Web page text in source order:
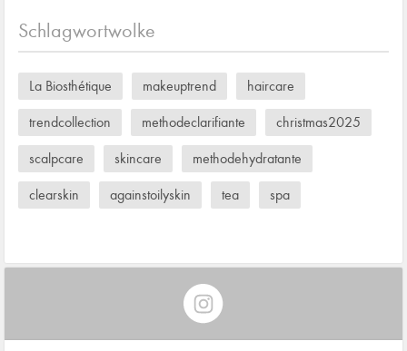
Schlagwortwolke
La Biosthétique makeuptrend haircare
trendcollection methodeclarifiante christmas2025
scalpcare skincare methodehydratante
clearskin againstoilyskin tea spa